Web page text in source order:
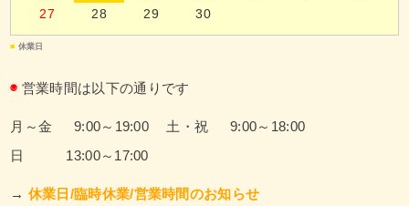
27
28 29 30
■ 休業日
◉ 営業時間は以下の通りです
月～金 9:00～19:00
土・祝 9:00～18:00
日 13:00～17:00
→ 休業日/臨時休業/営業時間のお知らせ